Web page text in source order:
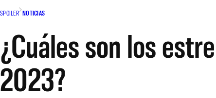
SPOILER NOTICIAS
¿Cuáles son los
2023?